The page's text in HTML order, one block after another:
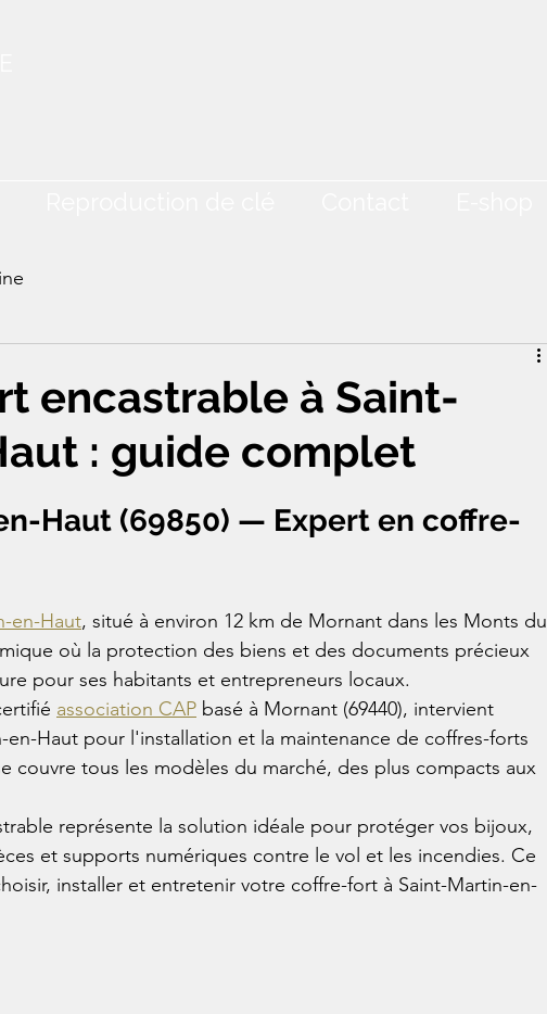
encastrable à Saint-
: guide complet
Haut (69850) — Expert en coffre-
en-Haut, situé à environ 12 km de Mornant dans les Monts du
où la protection des biens et des documents précieux
pour ses habitants et entrepreneurs locaux.
association CAP basé à Mornant (69440), intervient
en-Haut pour l'installation et la maintenance de coffres-forts
couvre tous les modèles du marché, des plus compacts aux
représente la solution idéale pour protéger vos bijoux,
et supports numériques contre le vol et les incendies. Ce
installer et entretenir votre coffre-fort à Saint-Martin-en-